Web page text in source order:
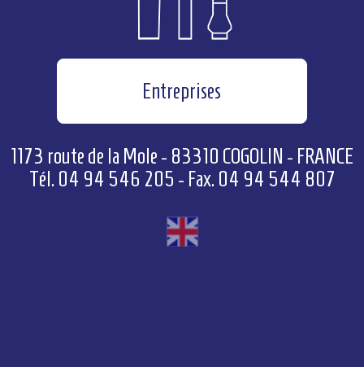
Entreprises
1173 route de la Mole - 83310 COGOLIN - FRANCE
Tél. 04 94 546 205 - Fax. 04 94 544 807